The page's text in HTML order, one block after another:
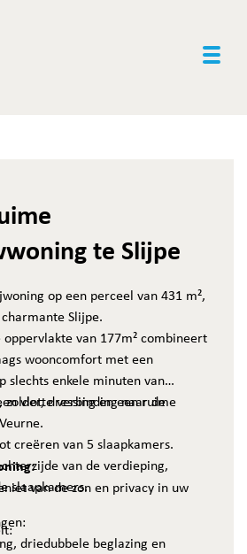
te Slijpe
op een perceel van 431 m²,
Slijpe.
van 177m² combineert
wooncomfort met een
slechts enkele minuten van
vlotte verbinding naar de
van de zon en privacy in uw
dressing en een ruime
creëren van 5 slaapkamers.
van de verdieping,
slaapkamers.
driedubbele beglazing en